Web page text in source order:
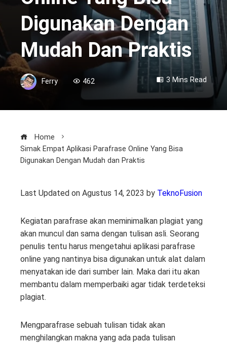
Digunakan Dengan
Mudah Dan Praktis
Ferry 462 3 Mins Read
Home
Simak Empat Aplikasi Parafrase Online Yang Bisa
Digunakan Dengan Mudah dan Praktis
Last Updated on Agustus 14, 2023 by TeknoFusion
Kegiatan parafrase akan meminimalkan plagiat yang
akan muncul dan sama dengan tulisan asli. Seorang
penulis tentu harus mengetahui aplikasi parafrase
online yang nantinya bisa digunakan untuk alat dalam
menyatakan ide dari sumber lain. Maka dari itu akan
membantu dalam memperbaiki agar tidak terdeteksi
plagiat.
Mengparafrase sebuah tulisan tidak akan
menghilangkan makna yang ada pada tulisan